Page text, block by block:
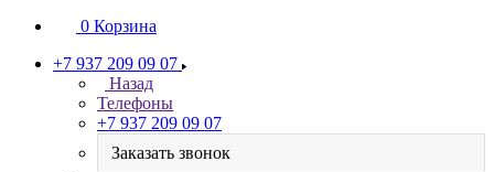
0 Корзина
+7 937 209 09 07
Назад
Телефоны
+7 937 209 09 07
Заказать звонок